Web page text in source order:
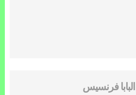
البابا فرنسيس